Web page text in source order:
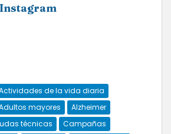
de la vida diaria
mayores
Alzheimer
técnicas
Campañas